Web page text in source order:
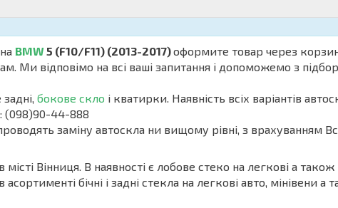
на BMW 5 (F10/F11) (2013-2017)оформите товар через
Ми відповімо на всі ваші запитання і допоможемо з
бокове скло і кватирки. Наявність всіх варіантів
(098)90-44-888
заміну автоскла ни вищому рівні, з врахуванням
Вінниця. В наявності є лобове стеко на легкові а також
бічні і задні стекла на легкові авто, мінівени а